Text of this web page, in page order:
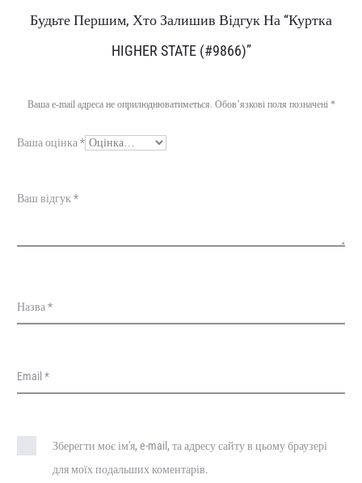
В
у
и
Будьте Першим, Хто Залишив Відгук На “Куртка
HIGHER STATE (#9866)”
Ваша e-mail адреса не оприлюднюватиметься. Обов’язкові поля позначені *
Ваша оцінка*
Ваш відгук *
Назва*
Email *
Зберегти моє ім'я, e-mail, та адресу сайту в цьому браузері
для моїх подальших коментарів.